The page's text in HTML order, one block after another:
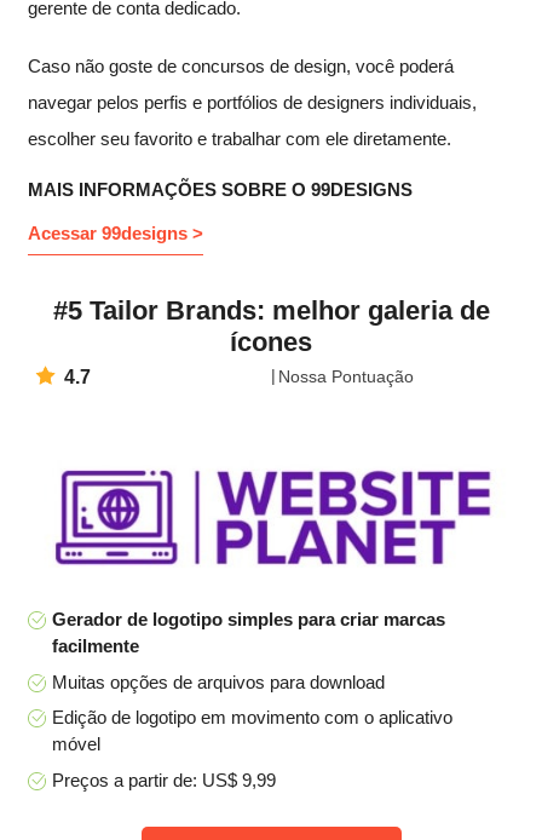
gerente de conta dedicado.
Caso não goste de concursos de design, você poderá
navegar pelos perfis e portfólios de designers individuais,
escolher seu favorito e trabalhar com ele diretamente.
MAIS INFORMAÇÕES SOBRE O 99DESIGNS
Acessar 99designs >
#5 Tailor Brands: melhor galeria de
ícones
4.7 Nossa Pontuação
Gerador de logotipo simples para criar marcas
facilmente
Muitas opções de arquivos para download
Edição de logotipo em movimento com o aplicativo
móvel
Preços a partir de: US$ 9,99